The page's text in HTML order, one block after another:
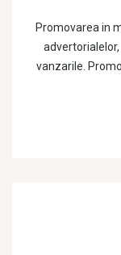
Promovarea in
vanzarile.